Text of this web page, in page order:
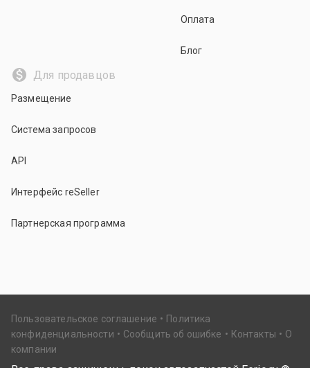
Оплата
Блог
Для продавцов
Размещение
Система запросов
API
Интерфейс reSeller
Партнерская программа
Пользовательское соглашение
Политика
конфиденциальности
Сообщить об ошибке Контакты
О
компании